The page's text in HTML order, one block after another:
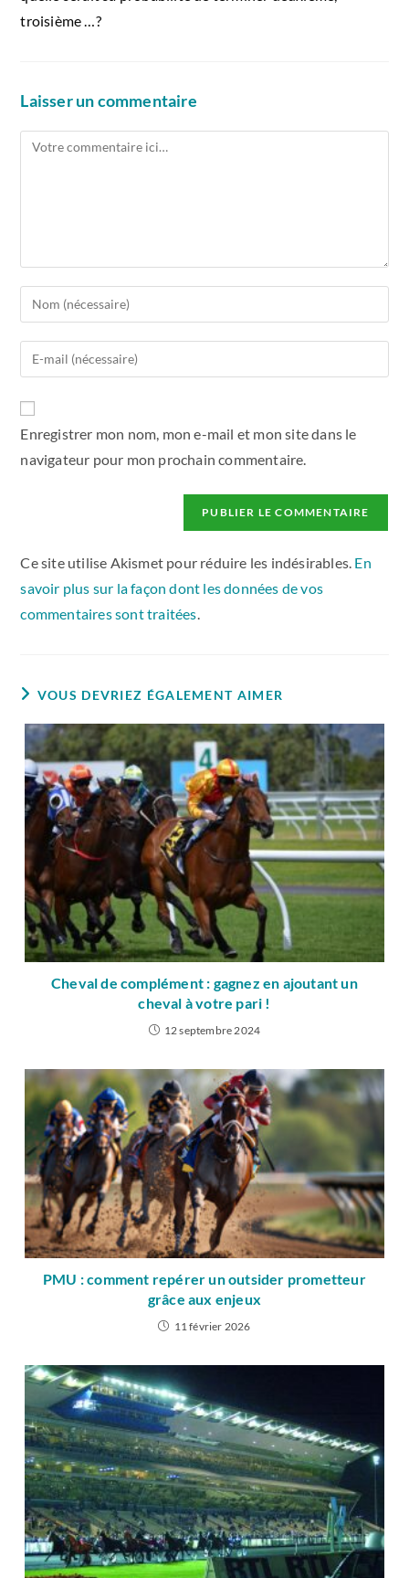
troisième …?
Laisser un commentaire
Enregistrer mon nom, mon e-mail et mon site dans le
navigateur pour mon prochain commentaire.
Ce site utilise Akismet pour réduire les indésirables. En
savoir plus sur la façon dont les données de vos
commentaires sont traitées.
VOUS DEVRIEZ ÉGALEMENT AIMER
Cheval de complément : gagnez en ajoutant un
cheval à votre pari !
12 septembre 2024
PMU : comment repérer un outsider prometteur
grâce aux enjeux
11 février 2026